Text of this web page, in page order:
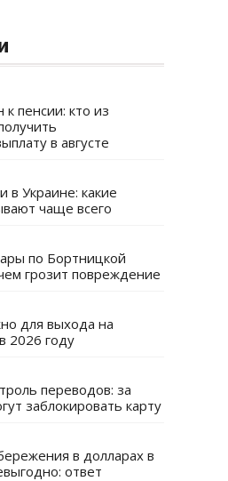
пенсии: кто из
в августе
Украине: какие
чаще всего
по Бортницкой
грозит повреждение
для выхода на
2026 году
переводов: за
заблокировать карту
в долларах в
ответ